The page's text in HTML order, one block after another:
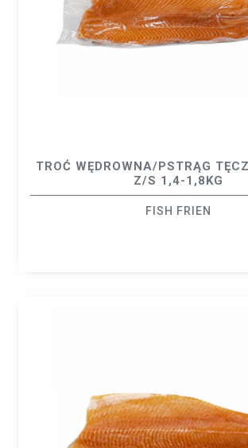
TROĆ WĘDROWNA/PSTRĄG
Z/S 1,4-1,8KG
FISH FRIEN